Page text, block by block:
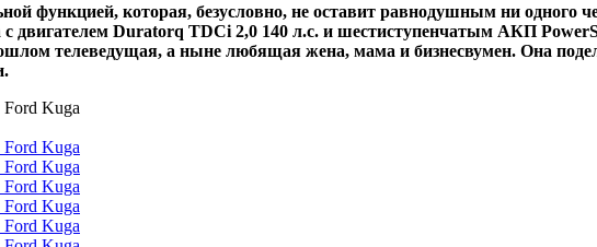
функцией, которая, безусловно, не оставит равнодушным ни одного
двигателем Duratorq TDCi 2,0 140 л.с. и шестиступенчатым АКП
телеведущая, а ныне любящая жена, мама и бизнесвумен. Она